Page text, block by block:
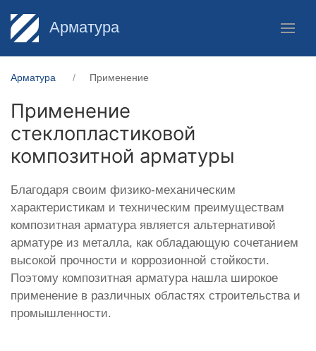
Арматура
Арматура Применение
Применение
стеклопластиковой
композитной арматуры
Благодаря своим физико-механическим
характеристикам и техническим преимуществам
композитная арматура является альтернативой
арматуре из металла, как обладающую сочетанием
высокой прочности и коррозионной стойкости.
Поэтому композитная арматура нашла широкое
применение в различных областях строительства и
промышленности.